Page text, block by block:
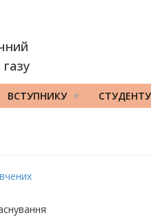
ВСТУПНИКУ СТУДЕНТУ